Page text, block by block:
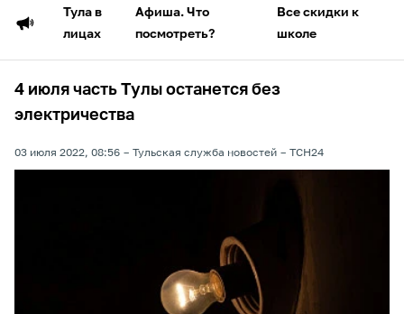
Тула в
лицах
Афиша. Что
посмотреть?
Все скидки к
школе
4 июля часть Тулы останется без
электричества
03 июля 2022, 08:56 Тульская служба новостей ТСН24